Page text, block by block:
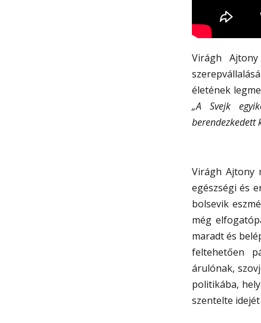
Virágh
életének
„A Svejk
berendezkedett
Virágh Ajtony
egészségi és
bolsevik
még
maradt és
feltehetően
árulónak,
politikába,
szentelte